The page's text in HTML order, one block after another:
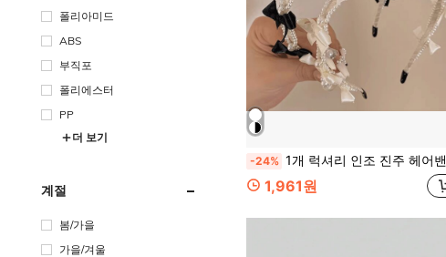
폴리아미드
ABS
부직포
폴리에스터
PP
더 보기
계절
봄/가을
가을/겨울
-24% 1개 럭셔리 인조 진주 헤어밴드, 부드러운 인조 진주 리본 헤어밴드, 달콤한 프렌치 헤어밴드, 높은 두개골 헤드 탑, 다용도 헤드피스, 헤어 액세서리
1,961원